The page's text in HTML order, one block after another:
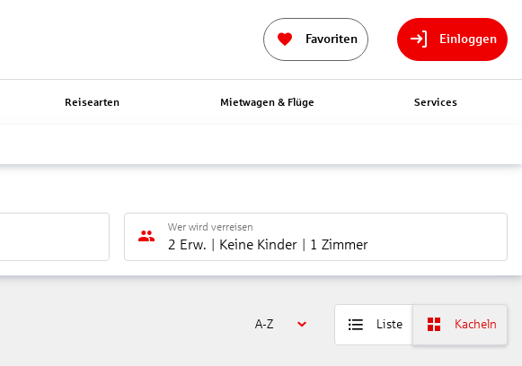
Favoriten Einloggen
Reisearten Mietwagen & Flüge Services
Wer wird verreisen
2 Erw. Keine Kinder 1 Zimmer
A-Z Liste Kacheln